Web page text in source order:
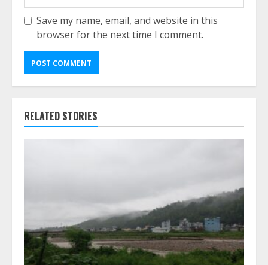
Save my name, email, and website in this
browser for the next time I comment.
RELATED STORIES